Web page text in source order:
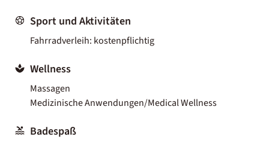
Sport und Aktivitäten
Fahrradverleih: kostenpflichtig
Wellness
Massagen
Medizinische Anwendungen/Medical Wellness
Badespaß